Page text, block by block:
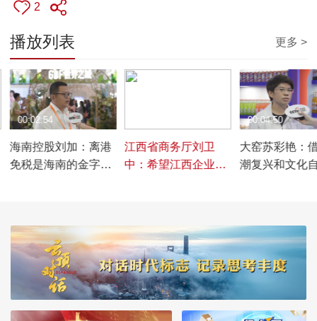
2
播放列表 更多 >
海南控股刘加：离港
免税是海南的金字招
00:02:54
江西省商务厅刘卫
中：希望江西企业多
大窑苏彩艳：
潮复兴和文化
00:04:50